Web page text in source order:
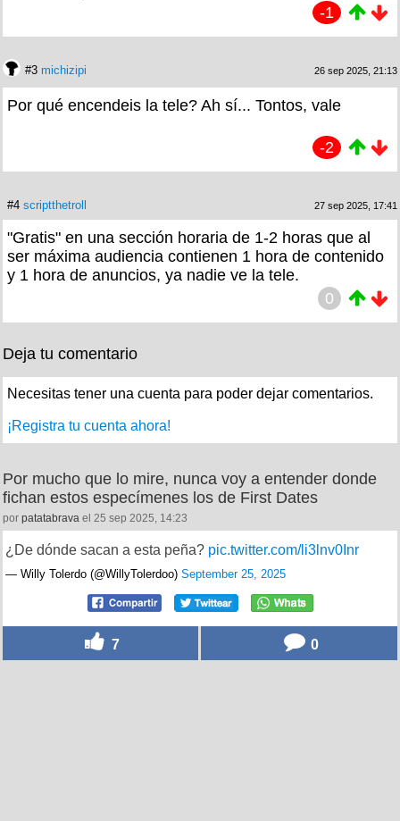
-1
#3 michizipi 26 sep 2025, 21:13
Por qué encendeis la tele? Ah sí... Tontos, vale
-2
#4 scriptthetroll 27 sep 2025, 17:41
"Gratis" en una sección horaria de 1-2 horas que al
ser máxima audiencia contienen 1 hora de contenido
y 1 hora de anuncios, ya nadie ve la tele.
0
Deja tu comentario
Necesitas tener una cuenta para poder dejar comentarios.
¡Registra tu cuenta ahora!
Por mucho que lo mire, nunca voy a entender donde
fichan estos especímenes los de First Dates
por patatabrava el 25 sep 2025, 14:23
¿De dónde sacan a esta peña? pic.twitter.com/li3lnv0Inr
— Willy Tolerdo (@WillyTolerdoo) September 25, 2025
7 0